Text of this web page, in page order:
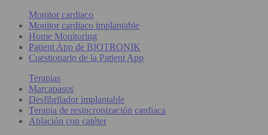
Monitor cardiaco
Monitor cardiaco implantable
Home Monitoring
Patient App de BIOTRONIK
Cuestionario de la Patient App
Terapias
Marcapasos
Desfibrilador implantable
Terapia de resincronización cardiaca
Ablación con catéter